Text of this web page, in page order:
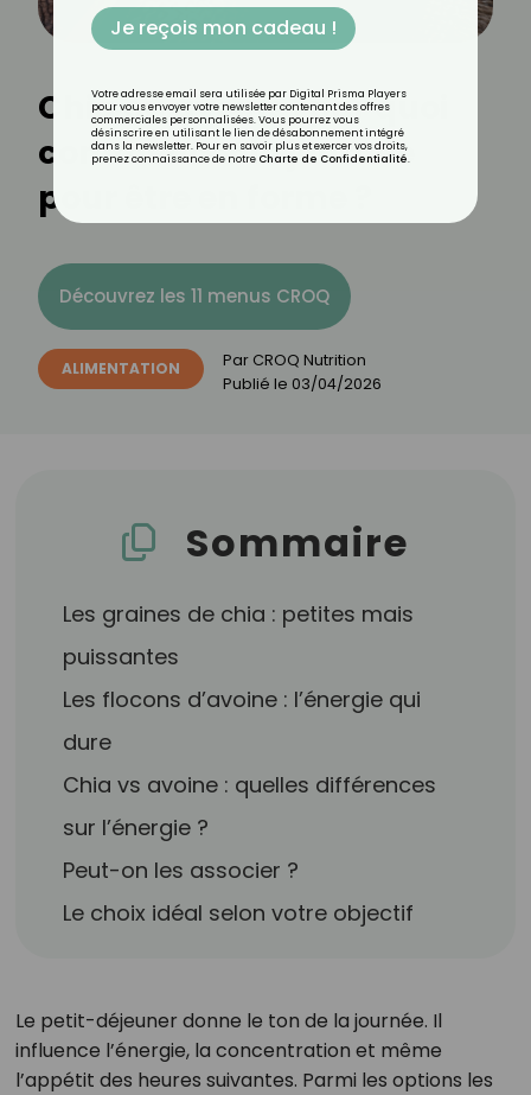
Chia ou avoine : par quoi
commencer la journée
pour être en forme ?
Découvrez les 11 menus CROQ
ALIMENTATION Par CROQ Nutrition
Publié le 03/04/2026
Sommaire
Les graines de chia : petites mais
puissantes
Les flocons d’avoine : l’énergie qui
dure
Chia vs avoine : quelles différences
sur l’énergie ?
Peut-on les associer ?
Le choix idéal selon votre objectif
Le petit-déjeuner donne le ton de la journée. Il
influence l’énergie, la concentration et même
l’appétit des heures suivantes. Parmi les options les
Je reçois mon cadeau !
Votre adresse email sera utilisée par Digital Prisma Players
pour vous envoyer votre newsletter contenant des offres
commerciales personnalisées. Vous pourrez vous
désinscrire en utilisant le lien de désabonnement intégré
dans la newsletter. Pour en savoir plus et exercer vos droits,
prenez connaissance de notre Charte de Confidentialité.